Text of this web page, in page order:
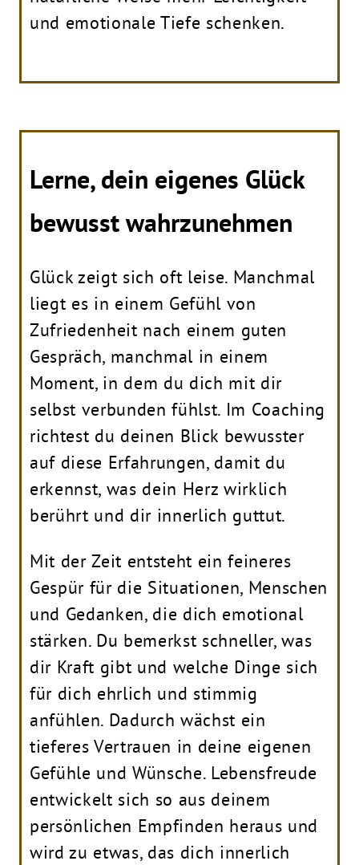
und emotionale Tiefe schenken.
Lerne, dein eigenes Glück
bewusst wahrzunehmen
Glück zeigt sich oft leise. Manchmal
liegt es in einem Gefühl von
Zufriedenheit nach einem guten
Gespräch, manchmal in einem
Moment, in dem du dich mit dir
selbst verbunden fühlst. Im Coaching
richtest du deinen Blick bewusster
auf diese Erfahrungen, damit du
erkennst, was dein Herz wirklich
berührt und dir innerlich guttut.
Mit der Zeit entsteht ein feineres
Gespür für die Situationen, Menschen
und Gedanken, die dich emotional
stärken. Du bemerkst schneller, was
dir Kraft gibt und welche Dinge sich
für dich ehrlich und stimmig
anfühlen. Dadurch wächst ein
tieferes Vertrauen in deine eigenen
Gefühle und Wünsche. Lebensfreude
entwickelt sich so aus deinem
persönlichen Empfinden heraus und
wird zu etwas, das dich innerlich